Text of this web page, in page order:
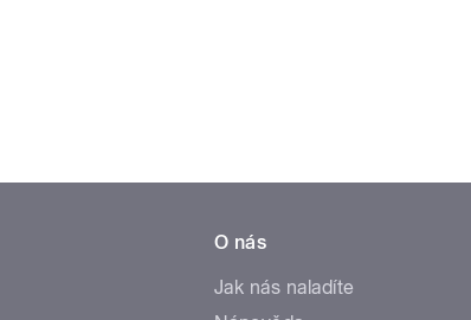
O nás
Jak nás naladíte